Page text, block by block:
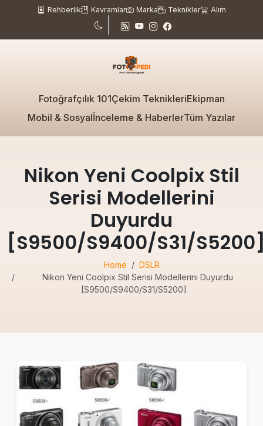
Rehberlik Kavramlar Marka Teknikler Alım
Fotoğrafçılık 101Çekim TeknikleriEkipman
Mobil & Sosyalİnceleme & HaberlerTüm Yazılar
Nikon Yeni Coolpix Stil
Serisi Modellerini
Duyurdu
[S9500/S9400/S31/
Home
DSLR
Nikon Yeni Coolpix Stil Serisi Modellerini Duyurdu
[S9500/S9400/S31/S5200]